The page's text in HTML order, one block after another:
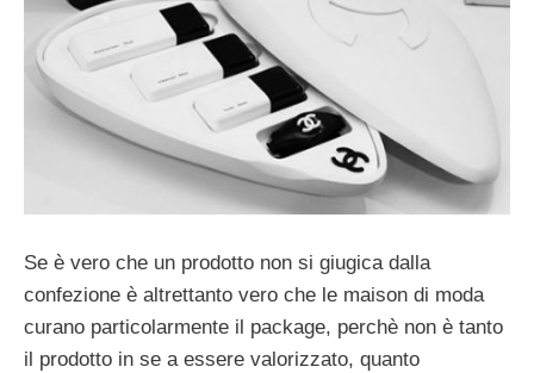
Se è vero che un prodotto non si giugica dalla
confezione è altrettanto vero che le maison di moda
curano particolarmente il package, perchè non è tanto
il prodotto in se a essere valorizzato, quanto